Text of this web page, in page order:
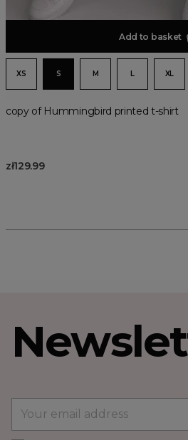
Add to basket
XS S M L XL
copy of Hummingbird printed t-shirt
zł129.99